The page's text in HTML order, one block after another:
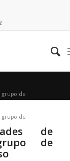
de
de
de
de